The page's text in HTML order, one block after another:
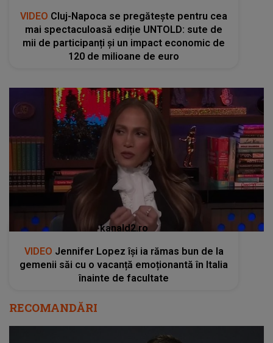
VIDEO Cluj-Napoca se pregătește pentru cea
mai spectaculoasă ediție UNTOLD: sute de
mii de participanți și un impact economic de
120 de milioane de euro
kanald2.ro
VIDEO Jennifer Lopez își ia rămas bun de la
gemenii săi cu o vacanță emoționantă în Italia
înainte de facultate
RECOMANDĂRI